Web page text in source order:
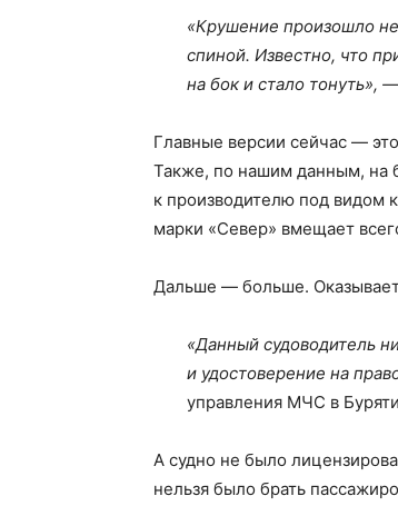
«Крушение произошло
спиной. Известно, что
на бок и стало тонуть», —
Главные версии сейчас —
Также, по нашим данным, на
к производителю под видом
марки «Север» вмещает
Дальше — больше.
«Данный судоводитель
и удостоверение на
управления МЧС в
А судно не было
нельзя было брать